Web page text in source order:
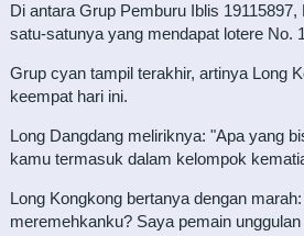
Di antara Grup Pemburu Iblis
satu-satunya yang mendapat lotere No.
Grup cyan tampil terakhir, artinya Long
keempat hari ini.
Long Dangdang meliriknya: "Apa yang
kamu termasuk dalam kelompok
Long Kongkong bertanya dengan
meremehkanku? Saya pemain